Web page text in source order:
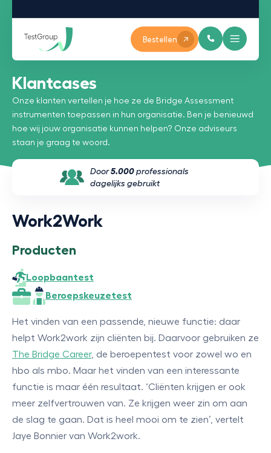
Bestellen
Klantcases
Onze klanten vertellen je hoe ze de Bridge Assessment
instrumenten toepassen in hun organisatie. Ben je benieuwd
hoe wij jouw organisatie kunnen helpen? Onze adviseurs
staan je graag te woord.
Door5.000 professionals
dagelijks gebruikt
Work2Work
Producten
Loopbaantest
Beroepskeuzetest
Het vinden van een passende, nieuwe functie: daar
helpt Work2work zijn cliënten bij. Daarvoor gebruiken ze
The Bridge Career, de beroepentest voor zowel wo en
hbo als mbo. Maar het vinden van een interessante
functie is maar één resultaat. ‘Cliënten krijgen er ook
meer zelfvertrouwen van. Ze krijgen weer zin om aan
de slag te gaan. Dat is heel mooi om te zien’, vertelt
Jaye Bonnier van Work2work.